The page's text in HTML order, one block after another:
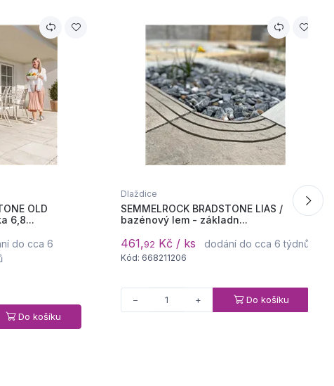
OLD
6,8...
do cca 6
Do košíku
Dlaždice
SEMMELROCK BRADSTONE LIAS /
bazénový lem - základn...
461,92 Kč / ks dodání do cca 6 týdnů
Kód: 668211206
− + Do košíku